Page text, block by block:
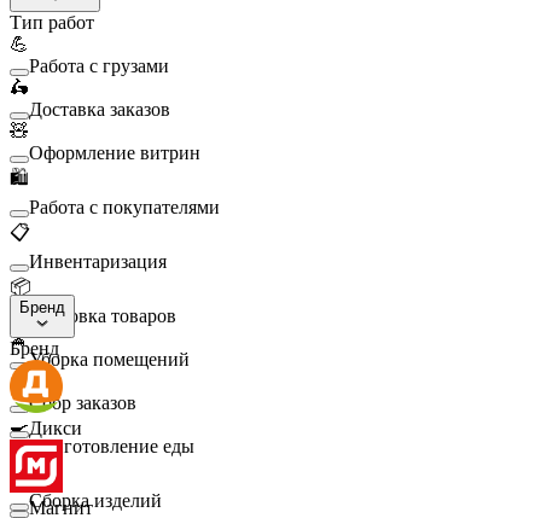
Тип работ
💪
Работа с грузами
🛵
Доставка заказов
🧸
Оформление витрин
🛍️
Работа с покупателями
📋
Инвентаризация
📦
Упаковка товаров
🧹
Уборка помещений
🛒
Сбор заказов
🍳
Приготовление еды
🛠️
Сборка изделий
Бренд
Бренд
Дикси
Магнит